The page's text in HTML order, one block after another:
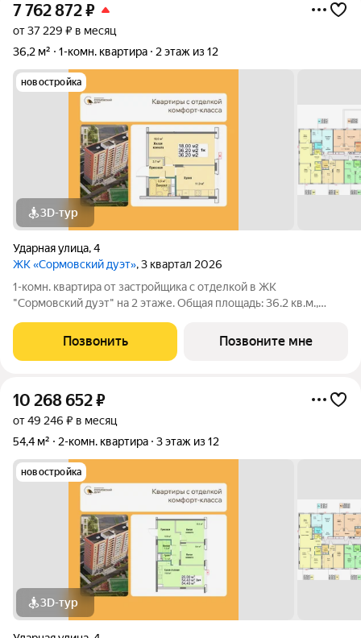
7 762 872₽
от 37 229 ₽ в месяц
36,2 м²
1-комн. квартира 2 этаж из 12
новостройка
3D-тур
Ударная улица,4
ЖК «Сормовский дуэт», 3 квартал 2026
1-комн. квартира от застройщика с отделкой в ЖК
"Сормовский дуэт" на 2 этаже. Общая площадь: 36.2 кв.м.,
Все окна выходят на одну сторону. В квартире один
совмещенный санузел. Высота
Позвонить Позвоните мне
10 268 652₽
от 49 246 ₽ в месяц
54,4 м²
2-комн. квартира 3 этаж из 12
новостройка
3D-тур